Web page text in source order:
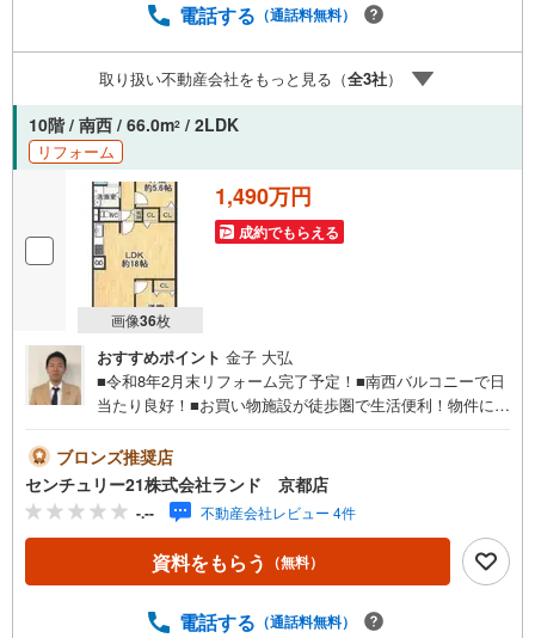
電話する （通話料無料）
取り扱い不動産会社をもっと見る（全3社）
10階 / 南西 / 66.0m2 / 2LDK
リフォーム
画像36枚
1,490万円
成約でもらえる
おすすめポイント 金子 大弘
■令和8年2月末リフォーム完了予定！■南西バルコニーで日
当たり良好！■お買い物施設が徒歩圏で生活便利！物件に関
問い合わせくださいませ！＜センチュリー21ランドについ
て＞●センチュリー21ランド京都店は・・・ お客様のご
希望をお客様の目線でご満足いただけるお住いを全力でお
探し致します！●購入・売却・ローンのご相談など、些細な
ことでもお気軽にご相談下さいませ！●リフォームのご相談
も承っております。○京阪鴨東線 「出町柳」駅 徒歩約6分○
10:00～20:00（火曜日・水曜日定休日※祝日は営業）事前に
ブロンズ推奨店
センチュリー21株式会社ランド 京都店
-.-- 不動産会社レビュー 4件
資料をもらう （無料）
電話する （通話料無料）